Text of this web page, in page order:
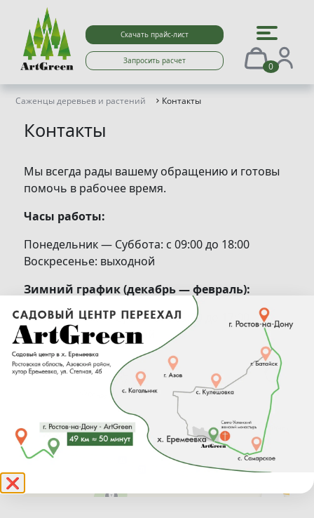
❌
Скачать прайс-лист
Запросить расчет 0
Саженцы деревьев и растений Контакты
Контакты
Мы всегда рады вашему обращению и готовы
помочь в рабочее время.
Часы работы:
Понедельник — Суббота: с 09:00 до 18:00
Воскресенье: выходной
Зимний график (декабрь — февраль):
Понедельник — Суббота: с 09:00 до 17:00
Воскресенье: выходной